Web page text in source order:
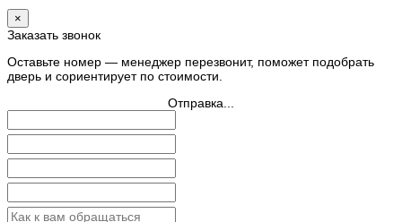
×
Заказать звонок
Оставьте номер — менеджер перезвонит, поможет подобрать
дверь и сориентирует по стоимости.
Отправка...